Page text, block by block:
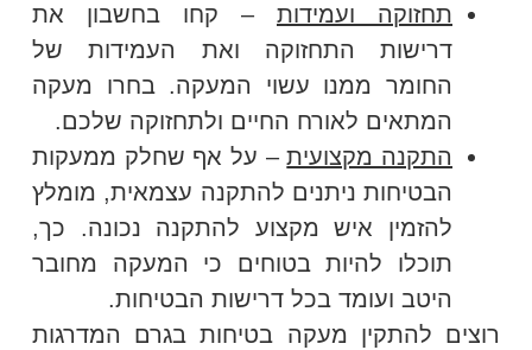
תחזוקה ועמידות– קחו בחשבון את
דרישות התחזוקה ואת העמידות של
החומר ממנו עשוי המעקה. בחרו מעקה
המתאים לאורח החיים ולתחזוקה שלכם.
התקנה מקצועית– על אף שחלק ממעקות
הבטיחות ניתנים להתקנה עצמאית, מומלץ
להזמין איש מקצוע להתקנה נכונה. כך,
תוכלו להיות בטוחים כי המעקה מחובר
היטב ועומד בכל דרישות הבטיחות.
רוצים להתקין מעקה בטיחות בגרם המדרגות